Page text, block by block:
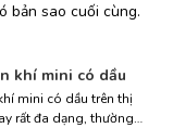
bản sao cuối cùng.
khí mini có dầu
mini có dầu trên thị
rất đa dạng, thường